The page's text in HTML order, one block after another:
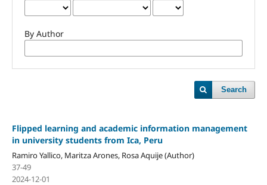
By Author
Search
Flipped learning and academic information management
in university students from Ica, Peru
Ramiro Yallico, Maritza Arones, Rosa Aquije (Author)
37-49
2024-12-01